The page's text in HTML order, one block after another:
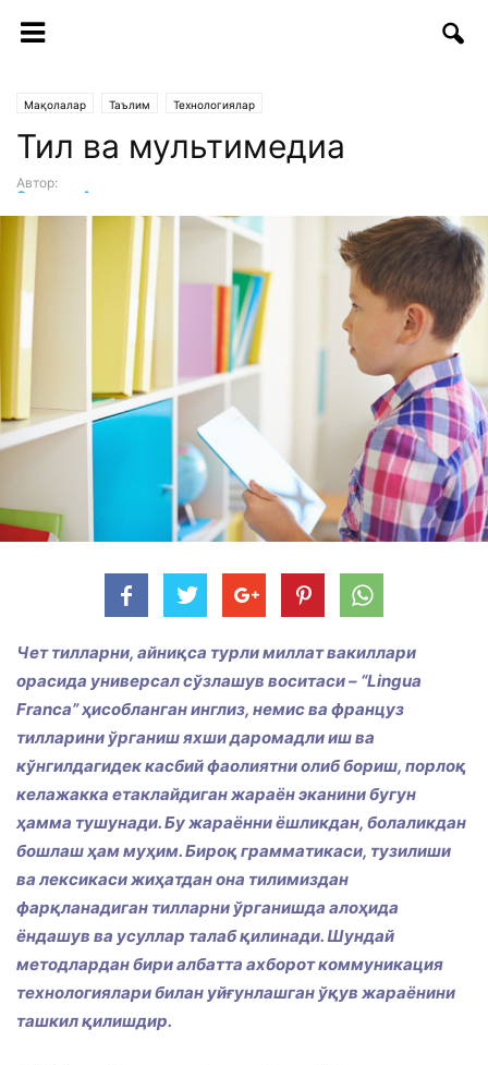
Мақолалар Таълим Технологиялар
Тил ва мультимедиа
Автор:
Саидазиз Аъзамов
Чет тилларни, айниқса турли миллат вакиллари
орасида универсал сўзлашув воситаси – “Lingua
Franca” ҳисобланган инглиз, немис ва француз
тилларини ўрганиш яхши даромадли иш ва
кўнгилдагидек касбий фаолиятни олиб бориш, порлоқ
келажакка етаклайдиган жараён эканини бугун
ҳамма тушунади. Бу жараённи ёшликдан, болаликдан
бошлаш ҳам муҳим. Бироқ грамматикаси, тузилиши
ва лексикаси жиҳатдан она тилимиздан
фарқланадиган тилларни ўрганишда алоҳида
ёндашув ва усуллар талаб қилинади. Шундай
методлардан бири албатта ахборот коммуникация
технологиялари билан уйғунлашган ўқув жараёнини
ташкил қилишдир.